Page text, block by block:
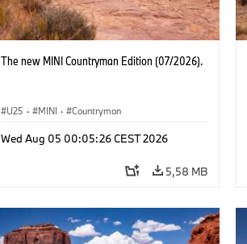
The new MINI Countryman Edition (07/2026).
U25 · MINI · Countryman
Wed Aug 05 00:05:26 CEST 2026
5,58 MB